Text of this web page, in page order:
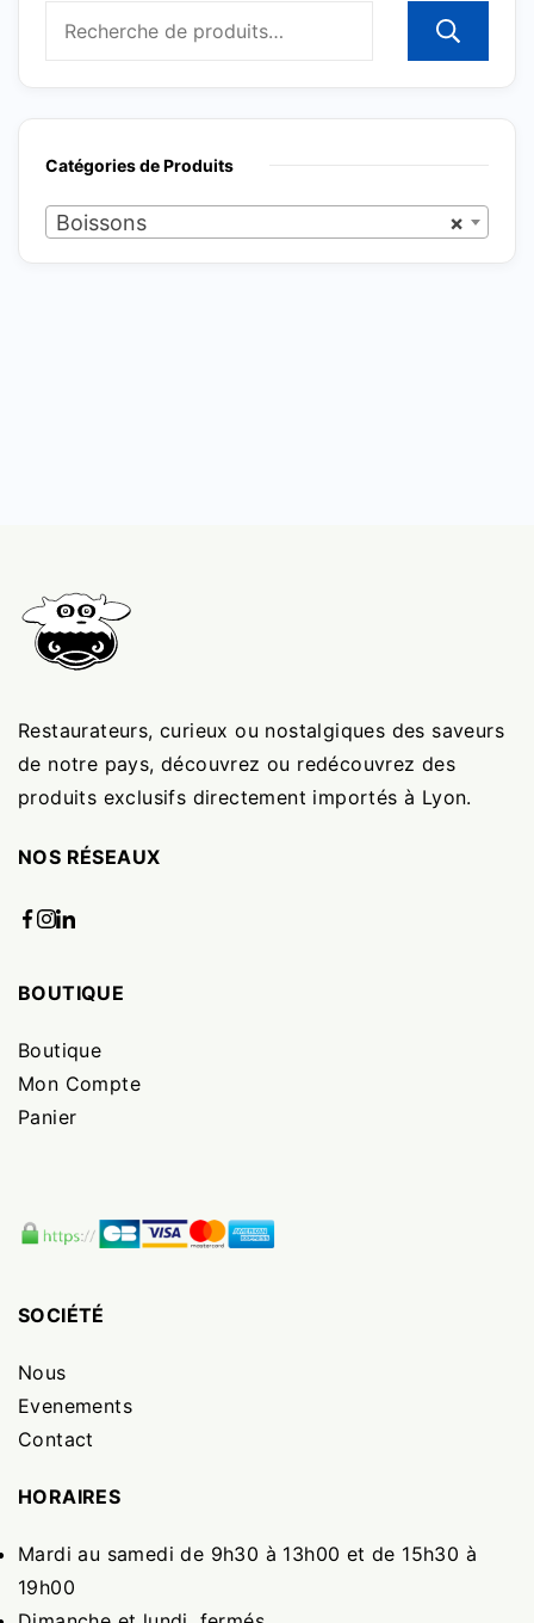
Catégories de Produits
×
Boissons
Restaurateurs, curieux ou nostalgiques des saveurs
de notre pays, découvrez ou redécouvrez des
produits exclusifs directement importés à Lyon.
NOS RÉSEAUX
BOUTIQUE
Boutique
Mon Compte
Panier
SOCIÉTÉ
Nous
Evenements
Contact
HORAIRES
Mardi au samedi de 9h30 à 13h00 et de 15h30 à
19h00